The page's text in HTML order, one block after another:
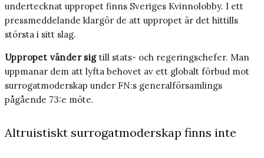
undertecknat uppropet finns Sveriges Kvinnolobby. I ett
pressmeddelande klargör de att uppropet är det hittills
största i sitt slag.
Uppropet vänder sigtill stats- och regeringschefer. Man
uppmanar dem att lyfta behovet av ett globalt förbud mot
surrogatmoderskap under FN:s generalförsamlings
pågående 73:e möte.
Altruistiskt surrogatmoderskap finns inte